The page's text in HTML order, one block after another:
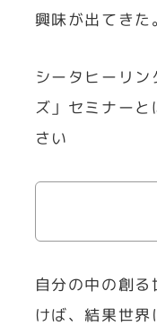
興味が出てきた。
シータヒーリ
ズ」セミナー
さい
自分の中の創
けば、結果世